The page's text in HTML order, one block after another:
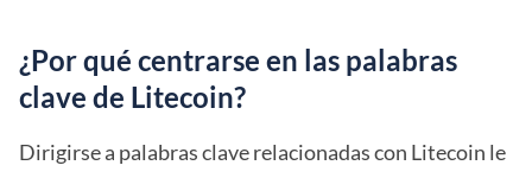
¿Por qué centrarse en las palabras
clave de Litecoin?
Dirigirse a palabras clave relacionadas con Litecoin le